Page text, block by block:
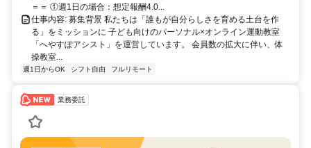
＝＝ ①週1日の場合：想定報酬4.0...
仕事内容: 募集背景 私たちは「誰もが自分らしさを育める土台を作
る」をミッションに 子ども向けのパーソナル×オンライン運動教室
「へやすぽアシスト」を運営しています。 会員数の拡大に伴い、体
操教室...
週1日からOK シフト自由 フルリモート
業務委託